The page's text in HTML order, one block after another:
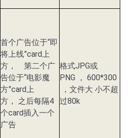
首个广告位于“即
将上线”card上
方， 第二个广
告位于“电影魔
方”card上
方， 之后每隔4
个card插入一个
广告
格式JPG或
PNG ， 600*300
，文件大 小不超
过80k